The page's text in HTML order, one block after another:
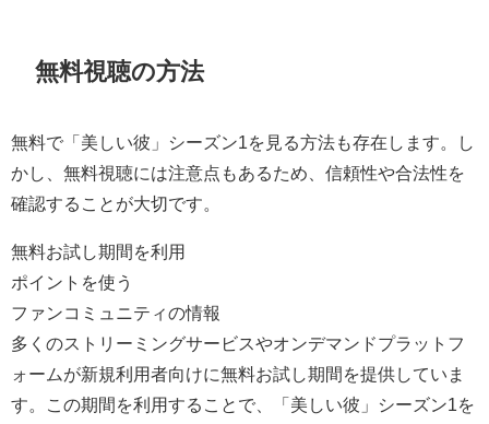
無料視聴の方法
無料で「美しい彼」シーズン1を見る方法も存在します。し
かし、無料視聴には注意点もあるため、信頼性や合法性を
確認することが大切です。
無料お試し期間を利用
ポイントを使う
ファンコミュニティの情報
多くのストリーミングサービスやオンデマンドプラットフ
ォームが新規利用者向けに無料お試し期間を提供していま
す。この期間を利用することで、「美しい彼」シーズン1を